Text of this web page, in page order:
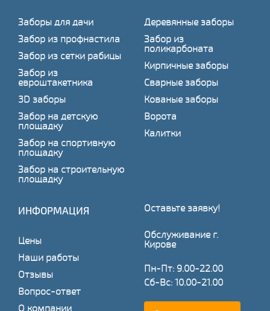
Заборы для дачи
Забор из профнастила
Забор из сетки рабицы
Забор из
евроштакетника
3D заборы
Забор на детскую
площадку
Забор на спортивную
площадку
Забор на строительную
площадку
Деревянные заборы
Забор из
поликарбоната
Кирпичные заборы
Сварные заборы
Кованые заборы
Ворота
Калитки
ИНФОРМАЦИЯ
Цены
Наши работы
Отзывы
Вопрос-ответ
Оставьте заявку!
Обслуживание г.
Кирове
Пн-Пт: 9.00-22.00
Сб-Вс: 10.00-21.00